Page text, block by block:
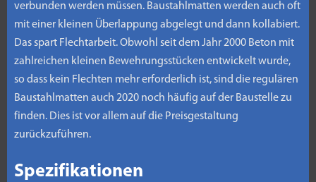
verbunden werden müssen. Baustahlmatten werden auch oft
mit einer kleinen Überlappung abgelegt und dann kollabiert.
Das spart Flechtarbeit. Obwohl seit dem Jahr 2000 Beton mit
zahlreichen kleinen Bewehrungsstücken entwickelt wurde,
so dass kein Flechten mehr erforderlich ist, sind die regulären
Baustahlmatten auch 2020 noch häufig auf der Baustelle zu
finden. Dies ist vor allem auf die Preisgestaltung
zurückzuführen.
Spezifikationen